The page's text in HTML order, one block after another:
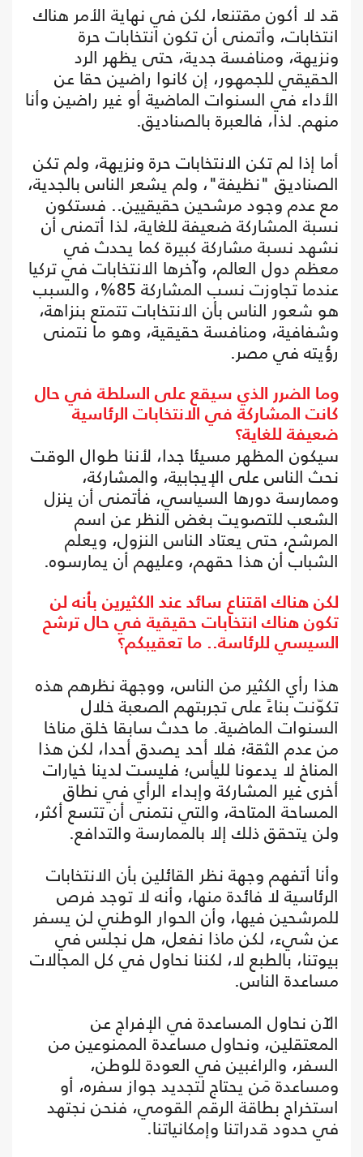
قد لا أكون مقتنعا، لكن في نهاية الأمر هناك
انتخابات، وأتمنى أن تكون انتخابات حرة
ونزيهة، ومنافسة جدية، حتى يظهر الرد
الحقيقي للجمهور، إن كانوا راضين حقا عن
الأداء في السنوات الماضية أو غير راضين وأنا
منهم. لذا، فالعبرة بالصناديق.
أما إذا لم تكن الانتخابات حرة ونزيهة، ولم تكن
الصناديق "نظيفة"، ولم يشعر الناس بالجدية،
مع عدم وجود مرشحين حقيقيين.. فستكون
نسبة المشاركة ضعيفة للغاية، لذا أتمنى أن
نشهد نسبة مشاركة كبيرة كما يحدث في
معظم دول العالم، وآخرها الانتخابات في تركيا
عندما تجاوزت نسب المشاركة 85%، والسبب
هو شعور الناس بأن الانتخابات تتمتع بنزاهة،
وشفافية، ومنافسة حقيقية، وهو ما نتمنى
رؤيته في مصر.
وما الضرر الذي سيقع على السلطة في حال
كانت المشاركة في الانتخابات الرئاسية
ضعيفة للغاية؟
سيكون المظهر مسيئا جدا، لأننا طوال الوقت
نحث الناس على الإيجابية، والمشاركة،
وممارسة دورها السياسي، فأتمنى أن ينزل
الشعب للتصويت بغض النظر عن اسم
المرشح، حتى يعتاد الناس النزول، ويعلم
الشباب أن هذا حقهم، وعليهم أن يمارسوه.
لكن هناك اقتناع سائد عند الكثيرين بأنه لن
تكون هناك انتخابات حقيقية في حال ترشح
السيسي للرئاسة.. ما تعقيبكم؟
هذا رأي الكثير من الناس، ووجهة نظرهم هذه
تكوّنت بناءً على تجربتهم الصعبة خلال
السنوات الماضية. ما حدث سابقا خلق مناخا
من عدم الثقة؛ فلا أحد يصدق أحدا، لكن هذا
المناخ لا يدعونا لليأس؛ فليست لدينا خيارات
أخرى غير المشاركة وإبداء الرأي في نطاق
المساحة المتاحة، والتي نتمنى أن تتسع أكثر،
ولن يتحقق ذلك إلا بالممارسة والتدافع.
وأنا أتفهم وجهة نظر القائلين بأن الانتخابات
الرئاسية لا فائدة منها، وأنه لا توجد فرص
للمرشحين فيها، وأن الحوار الوطني لن يسفر
عن شيء، لكن ماذا نفعل، هل نجلس في
بيوتنا، بالطبع لا، لكننا نحاول في كل المجالات
مساعدة الناس.
الآن نحاول المساعدة في الإفراج عن
المعتقلين، ونحاول مساعدة الممنوعين من
السفر، والراغبين في العودة للوطن،
ومساعدة مَن يحتاج لتجديد جواز سفره، أو
استخراج بطاقة الرقم القومي، فنحن نجتهد
في حدود قدراتنا وإمكانياتنا.